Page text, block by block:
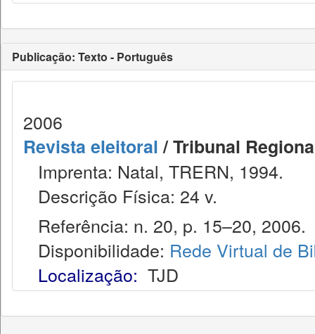
Publicação: Texto - Português
2006
Revista eleitoral/ Tribunal
Imprenta: Natal, TRERN, 1994.
Descrição Física: 24 v.
Referência: n. 20, p. 15–20, 2006.
Disponibilidade: Rede Virtual de
Localização: TJD